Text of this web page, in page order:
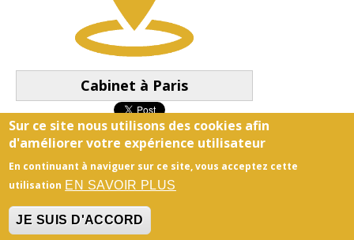
Cabinet à Paris
Honoraires-Mentions légales
Sur ce site nous utilisons des cookies afin
d'améliorer votre expérience utilisateur
En continuant à naviguer sur ce site, vous acceptez cette
utilisation EN SAVOIR PLUS
JE SUIS D'ACCORD